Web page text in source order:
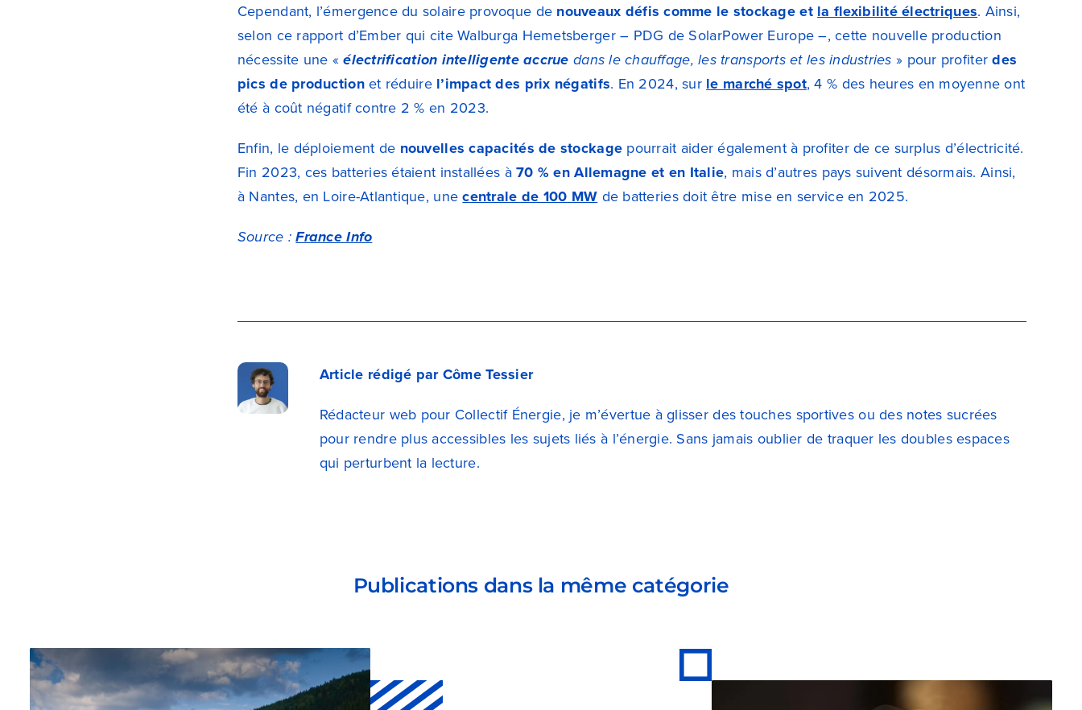
Cependant, l’émergence du solaire provoque de nouveaux défis comme le stockage et la flexibilité électriques. Ainsi,
selon ce rapport d’Ember qui cite Walburga Hemetsberger – PDG de SolarPower Europe –, cette nouvelle production
nécessite une «électrification intelligente accrue dans le chauffage, les transports et les industries » pour profiterdes
pics de productionet réduire l’impact des prix négatifs. En 2024, sur le marché spot, 4 % des heures en moyenne ont
été à coût négatif contre 2 % en 2023.
Enfin, le déploiement de nouvelles capacités de stockage pourrait aider également à profiter de ce surplus d’électricité.
Fin 2023, ces batteries étaient installées à70 % en Allemagne et en Italie, mais d’autres pays suivent désormais. Ainsi,
à Nantes, en Loire-Atlantique, unecentrale de 100 MW de batteries doit être mise en service en 2025.
Source :France Info
Article rédigé par Côme Tessier
Rédacteur web pour Collectif Énergie, je m’évertue à glisser des touches sportives ou des notes sucrées
pour rendre plus accessibles les sujets liés à l’énergie. Sans jamais oublier de traquer les doubles espaces
qui perturbent la lecture.
Publications dans la même catégorie